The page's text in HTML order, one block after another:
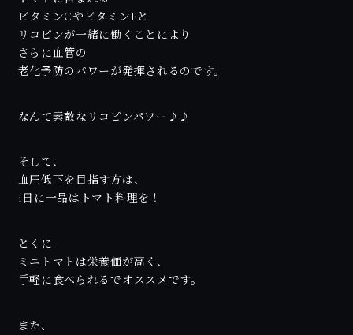
ビタミンCやビタミンEと
リコピンが一緒に働くことにより
さらに血管の
老化予防のパワーが発揮されるのです。
なんて素敵なリコピンパワー♪♪
そして、
血圧低下を目指す方は、
1日に一品はトマト料理を！
とくに
ミニトマトは栄養価が高く、
手軽に食べられるでオススメです。
また、